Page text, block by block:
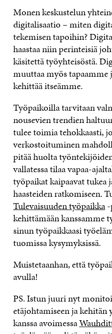
Monen keskustelun
digitalisaatio – miten
tekemisen tapoihin?
haastaa niin perinteisiä
käsitettä työyhteisöstä.
muuttaa myös
kehittää itseämme.
Työpaikoilla tarvitaan
nousevien trendien
tulee toimia tehokkaasti,
verkostoituminen
pitää huolta
vallatessa tilaa vapaa-
työpaikat kaipaavat tukea
haasteiden ratkomiseen.
Tulevaisuuden työpaikka-
kehittämään kanssamme
sinun työpaikkaasi
tuomissa kysymyksissä.
Muistetaanhan, että
avulla!
PS. Istun juuri nyt
etäjohtamiseen ja kehitän
kanssa avoimessa